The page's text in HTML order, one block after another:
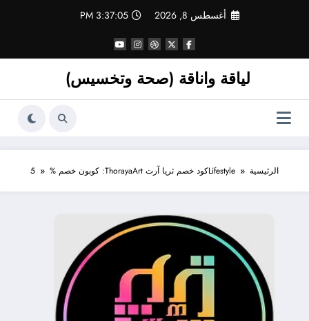
أغسطس 8, 2026 3:37:06 PM
لياقة واناقة (صحة وتخسيس)
الرئيسية Lifestyleكود خصم ثريا آرت ThorayaArt: كوبون خصم %5